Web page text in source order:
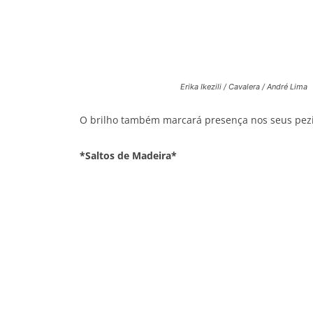
Erika Ikezili / Cavalera / André Lima
O brilho também marcará presença nos seus
*Saltos de Madeira*